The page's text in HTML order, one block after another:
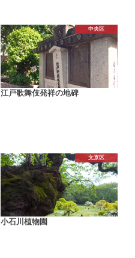
中央区
江戸歌舞伎発祥の地碑
文京区
小石川植物園